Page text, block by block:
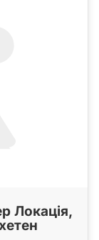
Локація,